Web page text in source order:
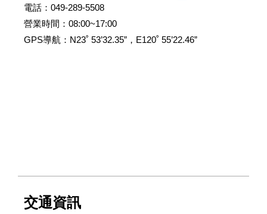
電話： 049-289-5508
營業時間： 08:00~17:00
GPS導航： N23˚ 53’32.35”， E120˚ 55’22.46”
交通資訊